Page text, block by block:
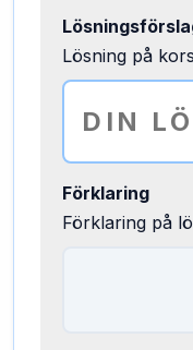
Lösning på
Förklaring
Förklaring på